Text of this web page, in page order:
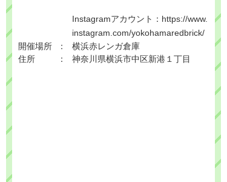
Instagramアカウント： https://www.
instagram.com/yokohamaredbrick/
開催場所
横浜赤レンガ倉庫
住所
神奈川県横浜市中区新港１丁目